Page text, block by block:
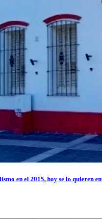
en el 2015, hoy se lo quieren